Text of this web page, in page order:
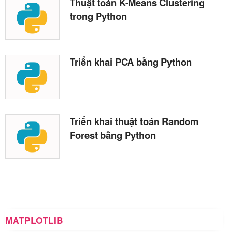
trong Python
Triển khai PCA bằng Python
Triển khai thuật toán Random
Forest bằng Python
MATPLOTLIB